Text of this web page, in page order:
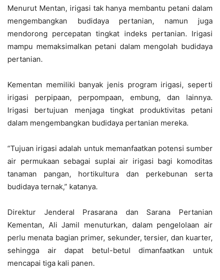
Menurut Mentan, irigasi tak hanya membantu petani dalam
mengembangkan budidaya pertanian, namun juga
mendorong percepatan tingkat indeks pertanian. Irigasi
mampu memaksimalkan petani dalam mengolah budidaya
pertanian.
Kementan memiliki banyak jenis program irigasi, seperti
irigasi perpipaan, perpompaan, embung, dan lainnya.
Irigasi bertujuan menjaga tingkat produktivitas petani
dalam mengembangkan budidaya pertanian mereka.
“Tujuan irigasi adalah untuk memanfaatkan potensi sumber
air permukaan sebagai suplai air irigasi bagi komoditas
tanaman pangan, hortikultura dan perkebunan serta
budidaya ternak,” katanya.
Direktur Jenderal Prasarana dan Sarana Pertanian
Kementan, Ali Jamil menuturkan, dalam pengelolaan air
perlu menata bagian primer, sekunder, tersier, dan kuarter,
sehingga air dapat betul-betul dimanfaatkan untuk
mencapai tiga kali panen.